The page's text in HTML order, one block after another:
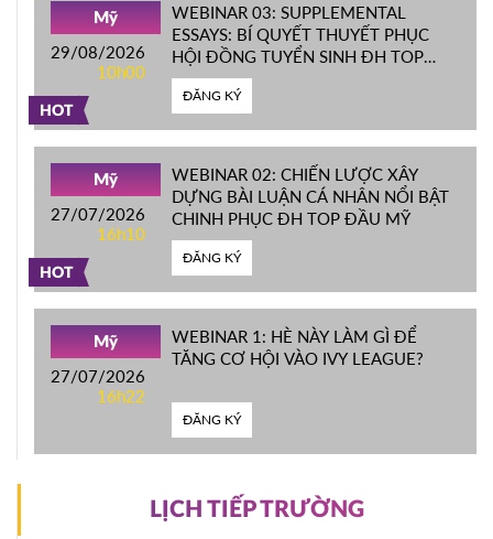
HOT
Mỹ
29/08/2026
10h00
WEBINAR 03: SUPPLEMENTAL
ESSAYS: BÍ QUYẾT THUYẾT PHỤC
HỘI ĐỒNG TUYỂN SINH ĐH TOP
ĐẦU MỸ
ĐĂNG KÝ
HOT
Mỹ
27/07/2026
16h10
WEBINAR 02: CHIẾN LƯỢC XÂY
DỰNG BÀI LUẬN CÁ NHÂN NỔI BẬT
CHINH PHỤC ĐH TOP ĐẦU MỸ
ĐĂNG KÝ
Mỹ
27/07/2026
16h22
WEBINAR 1: HÈ NÀY LÀM GÌ ĐỂ
TĂNG CƠ HỘI VÀO IVY LEAGUE?
ĐĂNG KÝ
LỊCH TIẾP TRƯỜNG